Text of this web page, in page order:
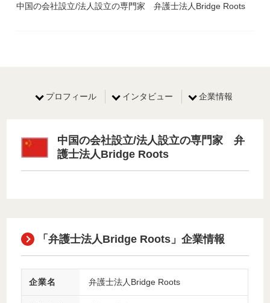
中国の会社設立/法人設立の専門家 弁護士法人Bridge Roots
プロフィール インタビュー 企業情報
中国の会社設立/法人設立の専門家 弁
護士法人Bridge Roots
「弁護士法人Bridge Roots」企業情報
企業名 弁護士法人Bridge Roots